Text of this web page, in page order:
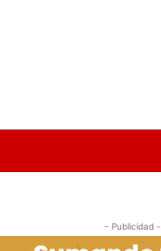
- Publicidad -